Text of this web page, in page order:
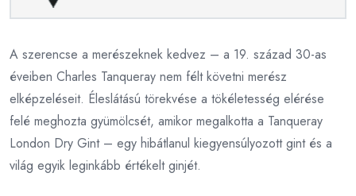
A szerencse a merészeknek kedvez – a 19. század 30-as
éveiben Charles Tanqueray nem félt követni merész
elképzeléseit. Éleslátású törekvése a tökéletesség elérése
felé meghozta gyümölcsét, amikor megalkotta a Tanqueray
London Dry Gint – egy hibátlanul kiegyensúlyozott gint és a
világ egyik leginkább értékelt ginjét.